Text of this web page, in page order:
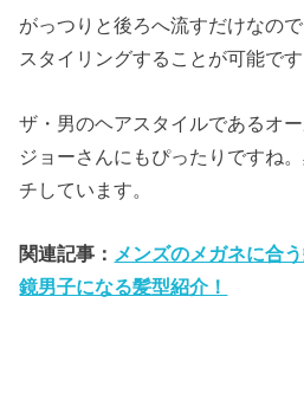
がっつりと後ろへ流すだけなの
スタイリングすることが可能です
ザ・男のヘアスタイルであるオ
ジョーさんにもぴったりですね
チしています。
関連記事： メンズのメガネに合
鏡男子になる髪型紹介！